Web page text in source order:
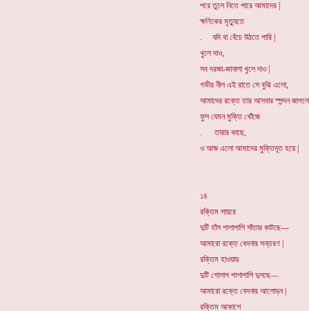
পরে তুলে নিতে পারে আমাদের |
ক্ষণিকের মৃত্যুতে
. যদি বা বেঁচে উঠতে পারি |
খুলে দাও,
সব দরজা-জানালা খুলে দাও |
গভীর নীল এই রাতে সে বুঝি এলো,
আমাদের রক্তে তার আসবার স্পন্দন
ফুল যেমন মুক্তি খোঁজে
. তারার কাছে,
ও আজ এলো আমাদের মুক্তিদূত হয়ে |
১৪
রক্তিম সায়রে
দুটি হাঁস পাশাপাশি সাঁতার কাটছে---
আমারো রক্তে বেদনার সন্তরণ |
রক্তিম হাওয়ায়
দুটি গোলাপ পাশাপাশি দুলছে—
আমারো রক্তে বেদনার আলোড়ন |
রক্তিম আকাশে